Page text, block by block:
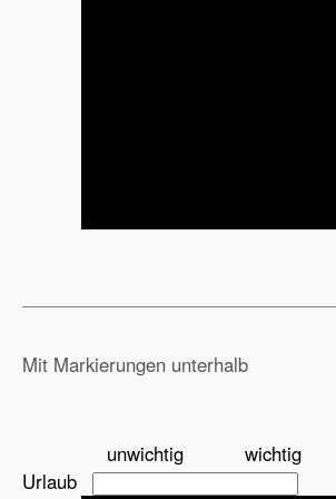
Mit Markierungen unterhalb
unwichtig wichtig
Urlaub